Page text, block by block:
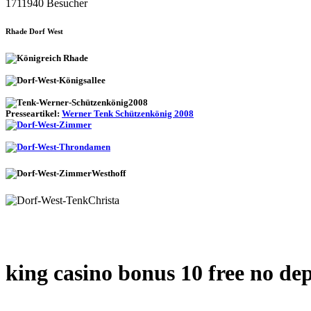
1711940 Besucher
Rhade Dorf West
Presseartikel: Werner Tenk Schützenkönig 2008
king casino bonus 10 free no